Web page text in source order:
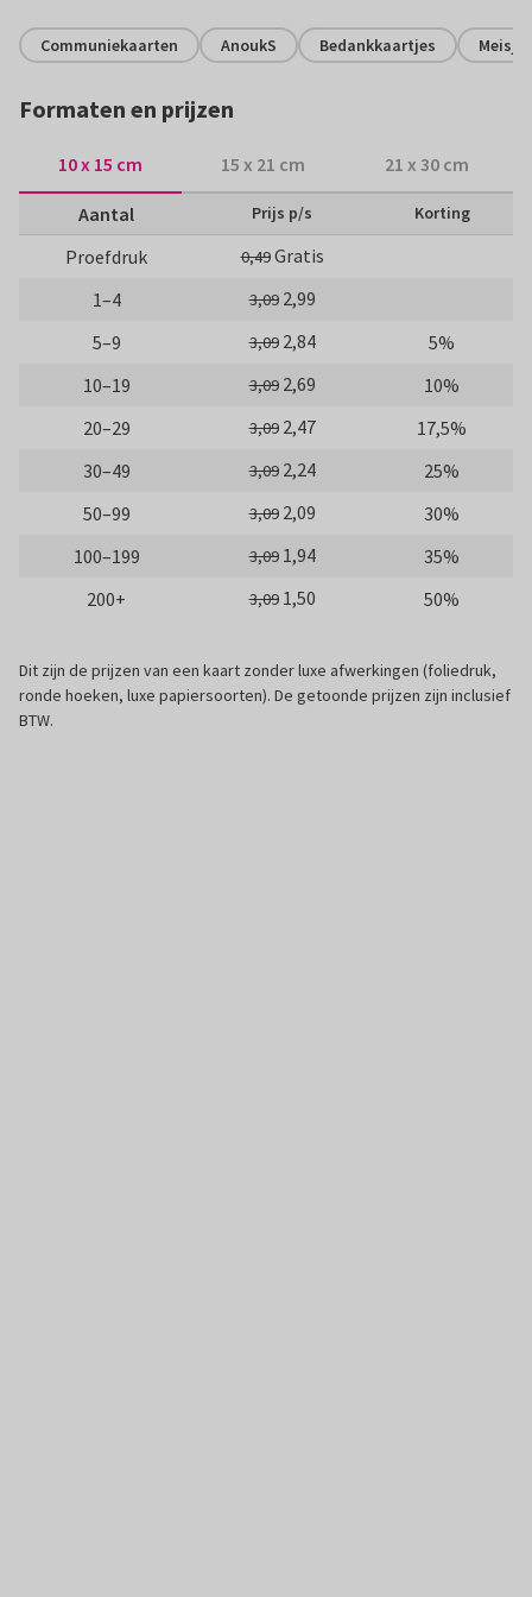
Communiekaarten AnoukS Bedankkaartjes Meisje
Formaten en prijzen
10 x 15 cm 15 x 21 cm 21 x 30 cm
Aantal Prijs p/s Korting
Proefdruk 0,49Gratis
1–4
3,09 2,99
5–9
3,09 2,84
5%
10–19
3,09 2,69
10%
20–29
3,09 2,47
17,5%
30–49
3,09 2,24
25%
50–99
3,09 2,09
30%
100–199
3,09 1,94
35%
200+
3,09 1,50 50%
Dit zijn de prijzen van een kaart zonder luxe afwerkingen (foliedruk,
ronde hoeken, luxe papiersoorten). De getoonde prijzen zijn inclusief
BTW.